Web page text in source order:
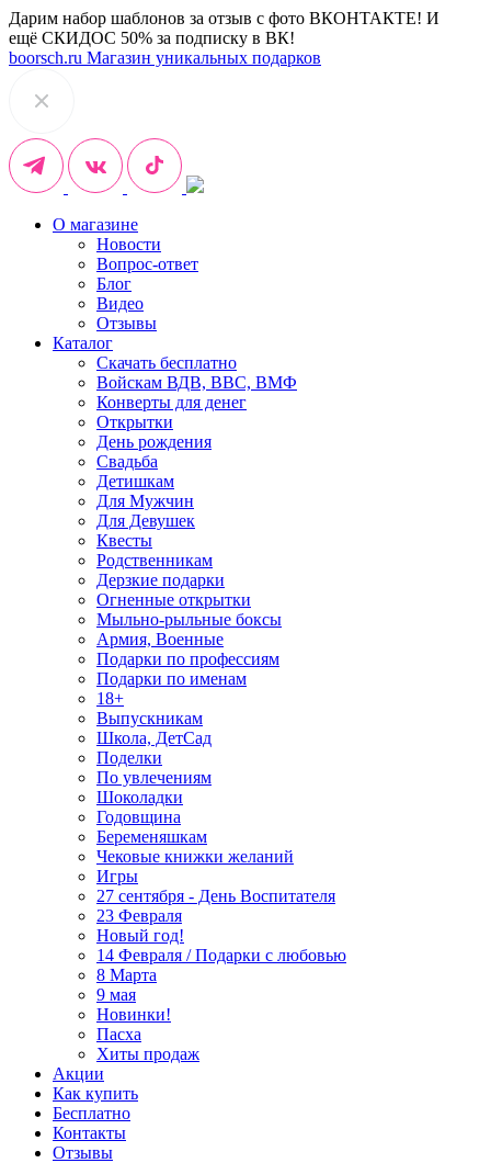
Дарим набор шаблонов за отзыв с фото ВКОНТАКТЕ! И
ещё СКИДОС 50% за подписку в ВК!
boorsch.ru Магазин уникальных подарков
О магазине
Новости
Вопрос-ответ
Блог
Видео
Отзывы
Каталог
Скачать бесплатно
Войскам ВДВ, ВВС, ВМФ
Конверты для денег
Открытки
День рождения
Свадьба
Детишкам
Для Мужчин
Для Девушек
Квесты
Родственникам
Дерзкие подарки
Огненные открытки
Мыльно-рыльные боксы
Армия, Военные
Подарки по профессиям
Подарки по именам
18+
Выпускникам
Школа, ДетСад
Поделки
По увлечениям
Шоколадки
Годовщина
Беременяшкам
Чековые книжки желаний
Игры
27 сентября - День Воспитателя
23 Февраля
Новый год!
14 Февраля / Подарки с любовью
8 Марта
9 мая
Новинки!
Пасха
Хиты продаж
Акции
Как купить
Бесплатно
Контакты
Отзывы